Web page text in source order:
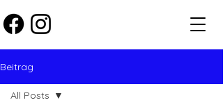
Beitrag
All Posts